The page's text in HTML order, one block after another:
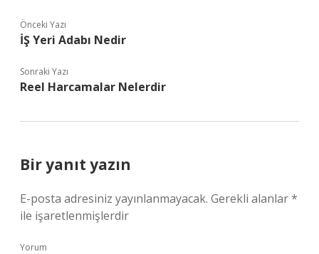
Önceki Yazı
İŞ Yeri Adabı Nedir
Sonraki Yazı
Reel Harcamalar Nelerdir
Bir yanıt yazın
E-posta adresiniz yayınlanmayacak. Gerekli alanlar*
ile işaretlenmişlerdir
Yorum